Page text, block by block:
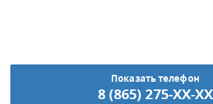
Показать телефон
8 (865) 275-XX-XX